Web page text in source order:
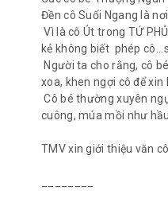
Đền cô Suối Ngang là
Vì là cô Út trong TỨ
kẻ không biết phép
Người ta cho rằng, cô
xoa, khen ngợi cô để xin
Cô bé thường xuyên
cuông, múa mồi như
TMV xin giới thiệu văn